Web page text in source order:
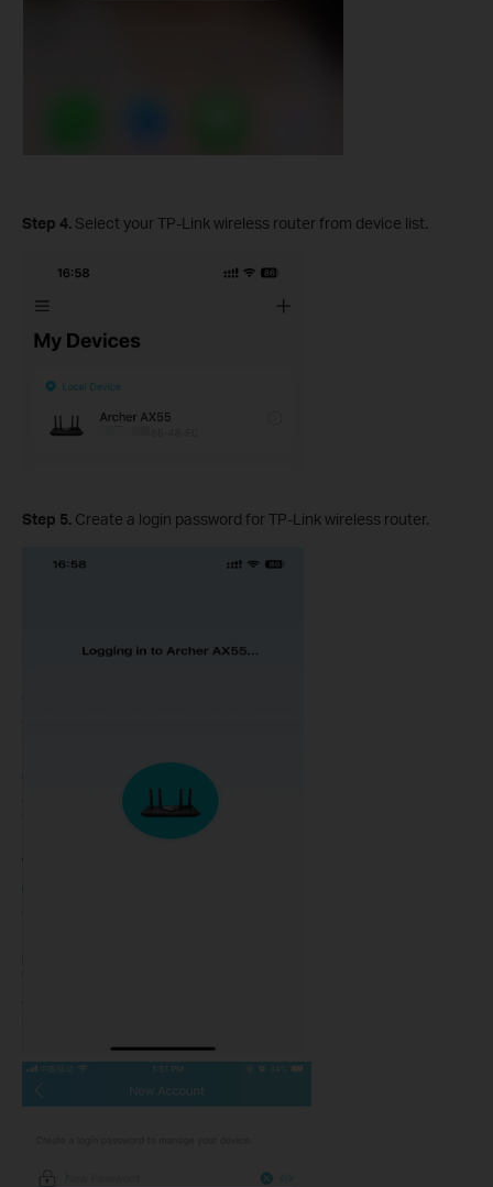
Step 4. Select your TP-Link wireless router from device list.
Step 5. Create a login password for TP-Link wireless router.